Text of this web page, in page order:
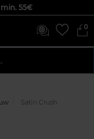
55€
0
Satin Crush